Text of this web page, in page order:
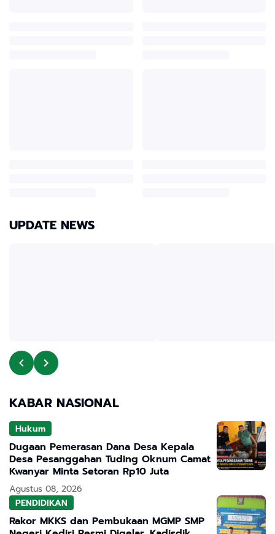
UPDATE NEWS
KABAR NASIONAL
Hukum
Dugaan Pemerasan Dana Desa Kepala
Desa Pesanggahan Tuding Oknum Camat
Kwanyar Minta Setoran Rp10 Juta
Agustus 08, 2026
PENDIDIKAN
Rakor MKKS dan Pembukaan MGMP SMP